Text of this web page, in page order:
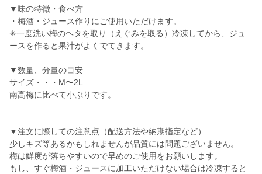
▼味の特徴・食べ方
・梅酒・ジュース作りにご使用いただけます。
✳︎一度洗い梅のヘタを取り（えぐみを取る）冷凍してから、ジュ
ースを作ると果汁がよくでてきます。
▼数量、分量の目安
サイズ・・・M〜2L
南高梅に比べて小ぶりです。
▼注文に際しての注意点（配送方法や納期指定など）
少しキズ等あるかもしれませんが品質には問題ございません。
梅は鮮度が落ちやすいので早めのご使用をお願いします。
もし、すぐ梅酒・ジュースに加工いただけない場合は冷凍すると